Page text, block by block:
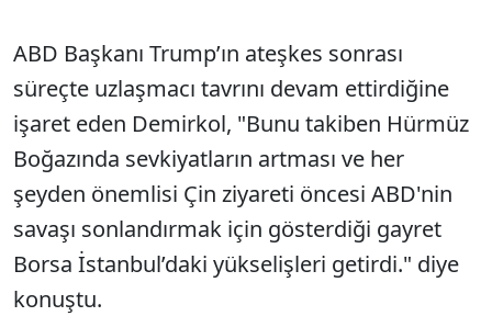
ABD Başkanı Trump’ın ateşkes sonrası
süreçte uzlaşmacı tavrını devam ettirdiğine
işaret eden Demirkol, "Bunu takiben Hürmüz
Boğazında sevkiyatların artması ve her
şeyden önemlisi Çin ziyareti öncesi ABD'nin
savaşı sonlandırmak için gösterdiği gayret
Borsa İstanbul’daki yükselişleri getirdi." diye
konuştu.